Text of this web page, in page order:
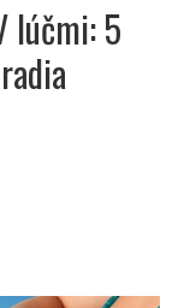
lúčmi: 5